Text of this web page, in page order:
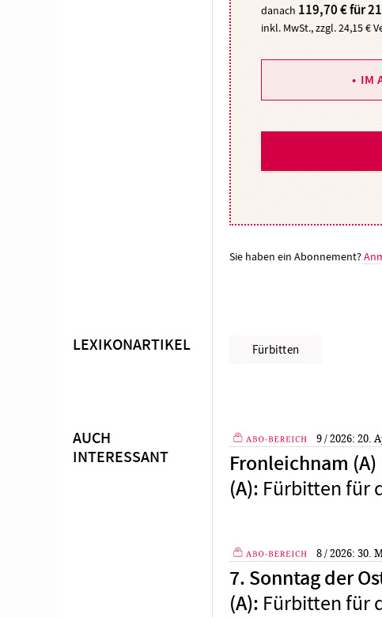
danach 119,70 € für
inkl. MwSt., zzgl. 24,15 €
IM
Sie haben ein Abonnement?
Überschrift
LEXIKONARTIKEL Fürbitten
AUCH
INTERESSANT
Plus
9 / 2026: 20.
Fronleichnam
(A): Fürbitten für
Plus
8 / 2026: 30.
7. Sonntag der
(A): Fürbitten für